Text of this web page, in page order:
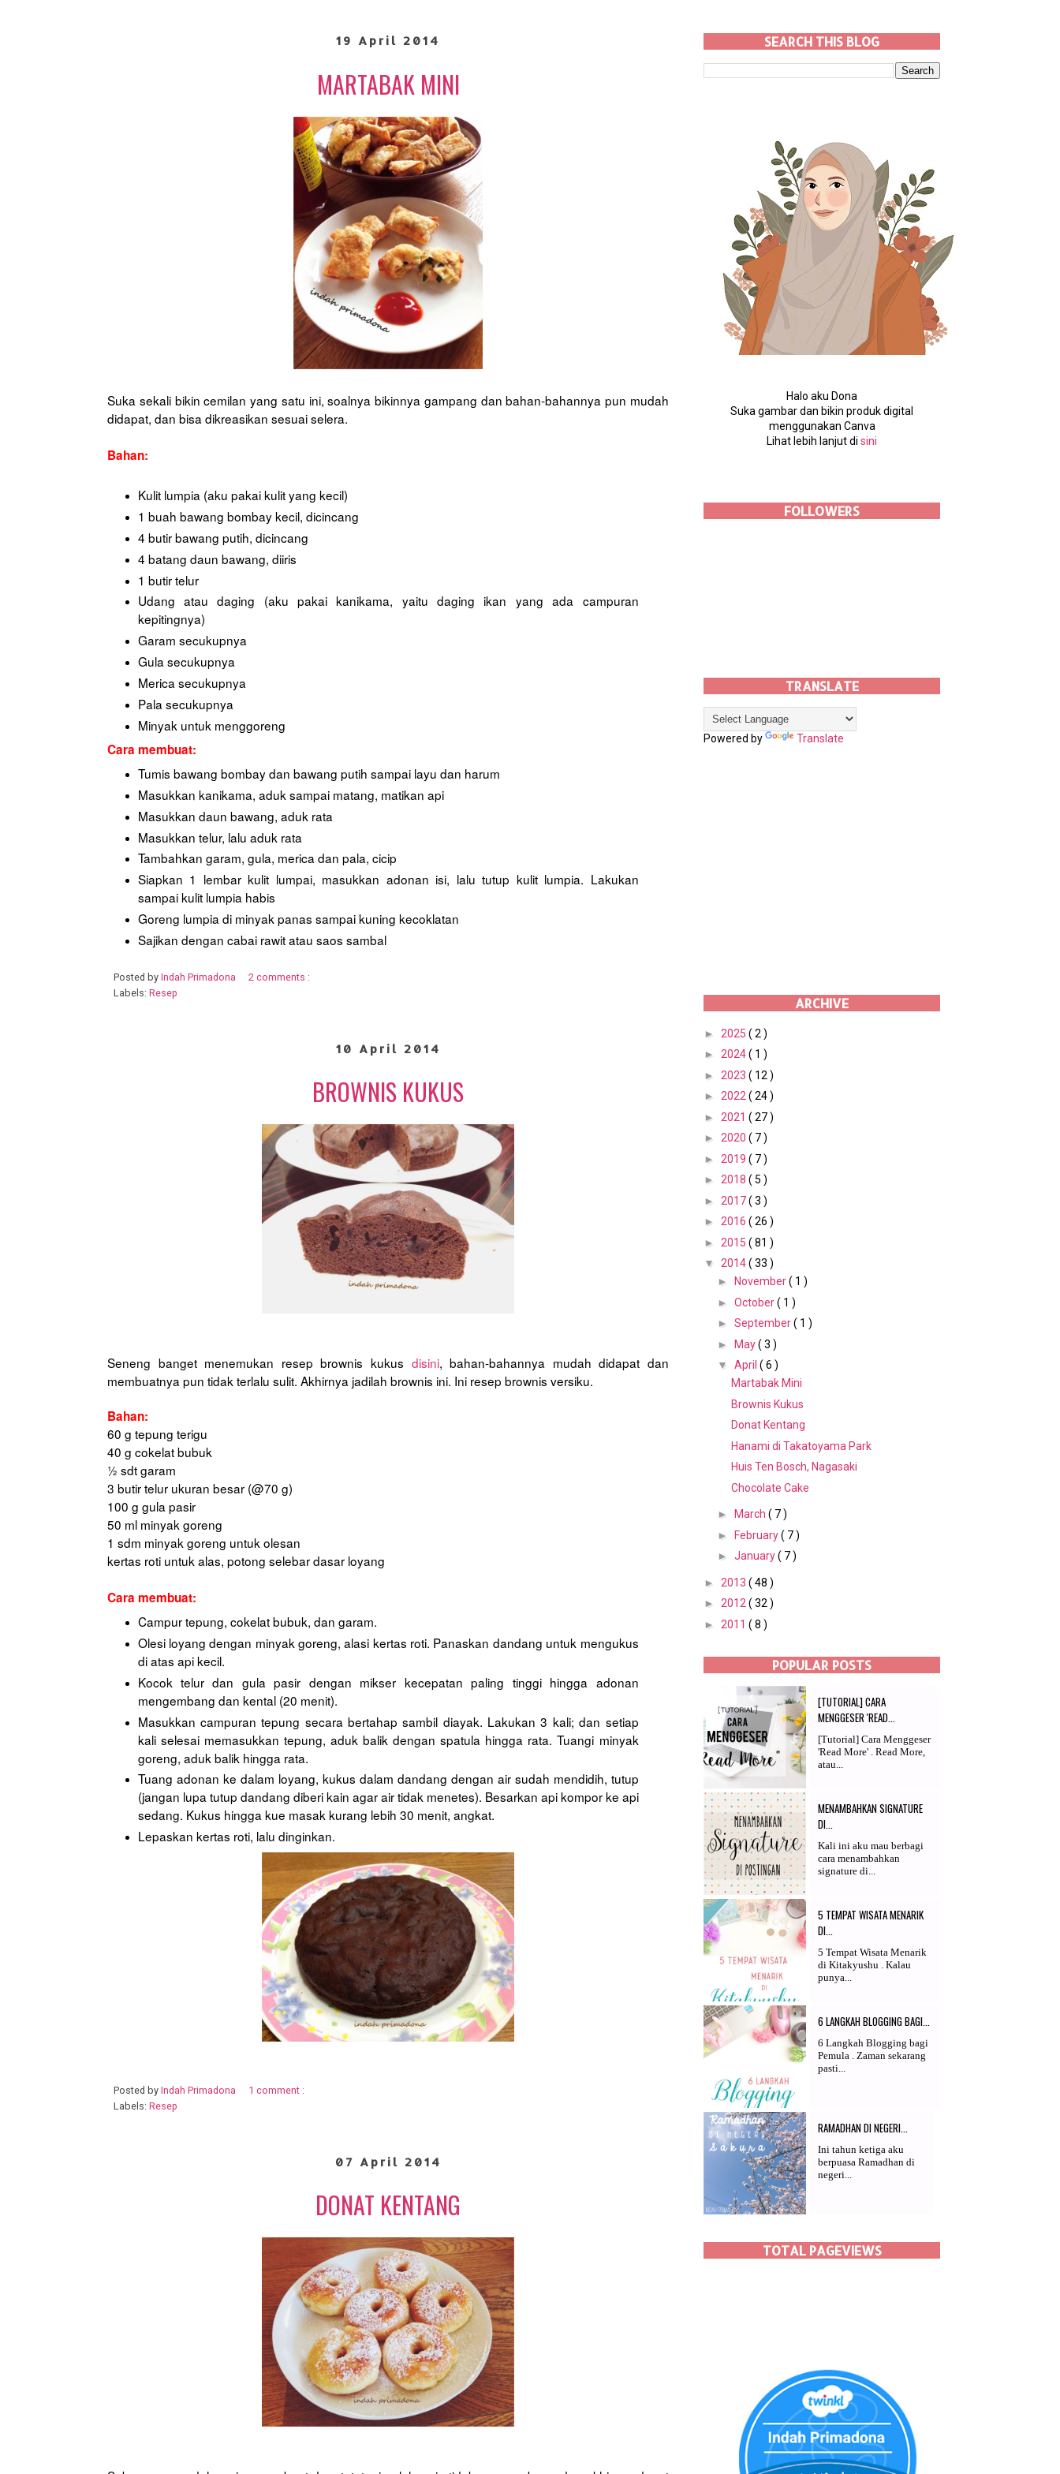
19 April 2014
MARTABAK MINI
Suka sekali bikin cemilan yang satu ini, soalnya bikinnya gampang dan bahan-bahannya pun mudah
didapat, dan bisa dikreasikan sesuai selera.
Bahan:
Kulit lumpia (aku pakai kulit yang kecil)
1 buah bawang bombay kecil, dicincang
4 butir bawang putih, dicincang
4 batang daun bawang, diiris
1 butir telur
Udang atau daging (aku pakai kanikama, yaitu daging ikan yang ada campuran
kepitingnya)
Garam secukupnya
Gula secukupnya
Merica secukupnya
Pala secukupnya
Minyak untuk menggoreng
Cara membuat:
Tumis bawang bombay dan bawang putih sampai layu dan harum
Masukkan kanikama, aduk sampai matang, matikan api
Masukkan daun bawang, aduk rata
Masukkan telur, lalu aduk rata
Tambahkan garam, gula, merica dan pala, cicip
Siapkan 1 lembar kulit lumpai, masukkan adonan isi, lalu tutup kulit lumpia. Lakukan
sampai kulit lumpia habis
Goreng lumpia di minyak panas sampai kuning kecoklatan
Sajikan dengan cabai rawit atau saos sambal
Posted by Indah Primadona
2 comments :
Labels: Resep
10 April 2014
BROWNIS KUKUS
Seneng banget menemukan resep brownis kukus disini, bahan-bahannya mudah didapat dan
membuatnya pun tidak terlalu sulit. Akhirnya jadilah brownis ini. Ini resep brownis versiku.
Bahan:
60 g tepung terigu
40 g cokelat bubuk
½ sdt garam
3 butir telur ukuran besar (@70 g)
100 g gula pasir
50 ml minyak goreng
1 sdm minyak goreng untuk olesan
kertas roti untuk alas, potong selebar dasar loyang
Cara membuat:
Campur tepung, cokelat bubuk, dan garam.
Olesi loyang dengan minyak goreng, alasi kertas roti. Panaskan dandang untuk mengukus
di atas api kecil.
Kocok telur dan gula pasir dengan mikser kecepatan paling tinggi hingga adonan
mengembang dan kental (20 menit).
Masukkan campuran tepung secara bertahap sambil diayak. Lakukan 3 kali; dan setiap
kali selesai memasukkan tepung, aduk balik dengan spatula hingga rata. Tuangi minyak
goreng, aduk balik hingga rata.
Tuang adonan ke dalam loyang, kukus dalam dandang dengan air sudah mendidih, tutup
(jangan lupa tutup dandang diberi kain agar air tidak menetes). Besarkan api kompor ke api
sedang. Kukus hingga kue masak kurang lebih 30 menit, angkat.
Lepaskan kertas roti, lalu dinginkan.
Posted by Indah Primadona
1 comment :
Labels: Resep
07 April 2014
DONAT KENTANG
SEARCH THIS BLOG
Halo aku Dona
Suka gambar dan bikin produk digital
menggunakan Canva
Lihat lebih lanjut di sini
FOLLOWERS
TRANSLATE
Powered by Translate
ARCHIVE
► 2025 ( 2 )
► 2024( 1 )
► 2023 ( 12 )
► 2022 ( 24 )
► 2021 ( 27 )
► 2020 ( 7 )
► 2019 ( 7 )
► 2018 ( 5 )
► 2017( 3 )
► 2016 ( 26 )
► 2015 ( 81 )
▼ 2014( 33 )
►
November( 1 )
► October( 1 )
► September( 1 )
►
May( 3 )
▼ April ( 6 )
Martabak Mini
Brownis Kukus
Donat Kentang
Hanami di Takatoyama Park
Huis Ten Bosch, Nagasaki
Chocolate Cake
► March ( 7 )
►
February( 7 )
► January( 7 )
► 2013 ( 48 )
► 2012 ( 32 )
► 2011 ( 8 )
POPULAR POSTS
[TUTORIAL] CARA
MENGGESER 'READ...
[Tutorial] Cara Menggeser
'Read More' . Read More,
atau...
MENAMBAHKAN SIGNATURE
DI...
Kali ini aku mau berbagi
cara menambahkan
signature di...
5 TEMPAT WISATA MENARIK
DI...
5 Tempat Wisata Menarik
di Kitakyushu . Kalau
punya...
6 LANGKAH BLOGGING BAGI...
6 Langkah Blogging bagi
Pemula . Zaman sekarang
pasti...
RAMADHAN DI NEGERI...
Ini tahun ketiga aku
berpuasa Ramadhan di
negeri...
TOTAL PAGEVIEWS